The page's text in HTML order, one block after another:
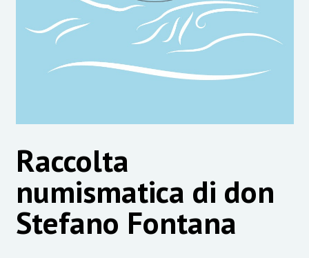
Raccolta
numismatica di don
Stefano Fontana